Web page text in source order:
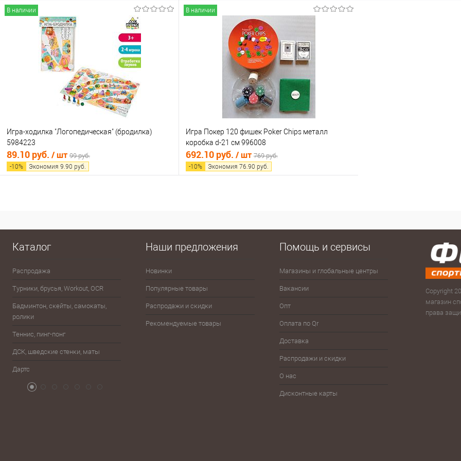
Купить в 1 клик
Сравнение
В избранное
В наличии
В корзину
Купить в 1 клик
Сравнение
В избранное
В наличии
В наличии
Игра-ходилка "Логопедическая" (бродилка)
5984223
89.10 руб. / шт 99 руб.
-10% Экономия 9.90 руб.
В наличии
Игра Покер 120 фишек Poker Chips металл
коробка d-21 см 996008
692.10 руб. / шт 769 руб.
-10% Экономия 76.90 руб.
Каталог
Распродажа
Турники, брусья, Workout, OCR
Бадминтон, скейты, самокаты,
ролики
Теннис, пинг-понг
ДСК, шведские стенки, маты
Дартс
Эспандеры
Шахматы, шашки, лото, домино,
Зима
Спортпит, бутылки, шейкеры
Наши предложения
Новинки
Популярные товары
Распродажи и скидки
Рекомендуемые товары
Помощь и сервисы
Магазины и глобальные центры
Вакансии
Опт
Оплата по Qr
Доставка
Распродажи и скидки
О нас
Дисконтные карты
Copyright
магазин
права